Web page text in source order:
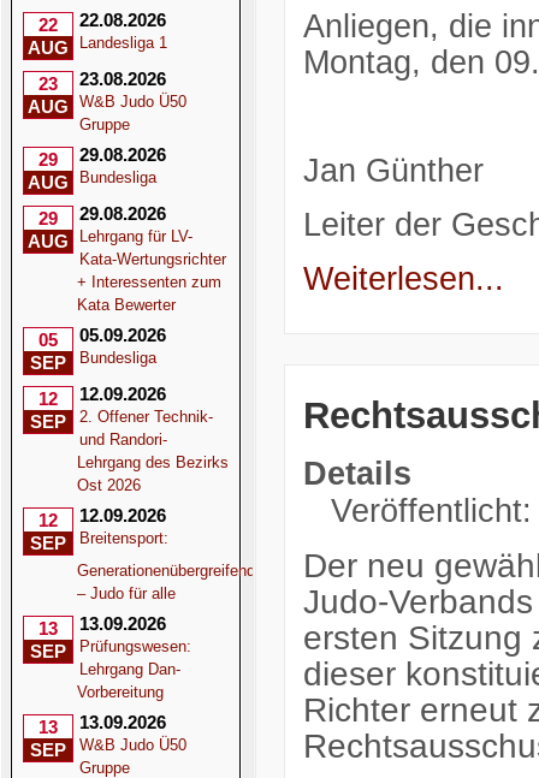
22
AUG
22.08.2026
Landesliga 1
23
AUG
23.08.2026
W&B Judo Ü50
Gruppe
29
AUG
29.08.2026
Bundesliga
29
AUG
29.08.2026
Lehrgang für LV-
Kata-Wertungsrichter
+ Interessenten zum
Kata Bewerter
05
SEP
05.09.2026
Bundesliga
12
SEP
12.09.2026
2. Offener Technik-
und Randori-
Lehrgang des Bezirks
Ost 2026
12
SEP
12.09.2026
Breitensport:
Generationenübergreifend
– Judo für alle
13
SEP
13.09.2026
Prüfungswesen:
Lehrgang Dan-
Vorbereitung
13
SEP
13.09.2026
W&B Judo Ü50
Gruppe
Anliegen, die
Montag, den
Jan Günther
Leiter der
Weiterlesen...
Details
Der neu
Judo-
ersten Sitzung
dieser
Richter erneut